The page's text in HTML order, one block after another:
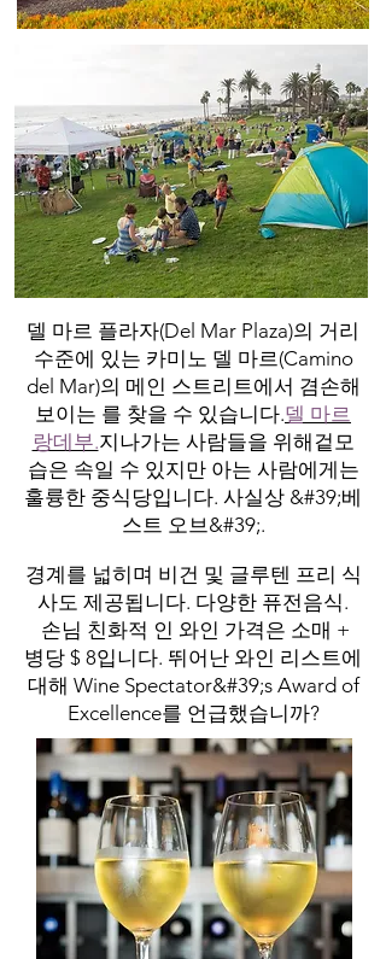
델 마르 플라자(Del Mar Plaza)의 거리
수준에 있는 카미노 델 마르(Camino
del Mar)의 메인 스트리트에서 겸손해
보이는 를 찾을 수 있습니다.델 마르
랑데부.지나가는 사람들을 위해 겉모
습은 속일 수 있지만 아는 사람에게는
훌륭한 중식당입니다. 사실상 &#39;베
스트 오브&#39;.
경계를 넓히며 비건 및 글루텐 프리 식
사도 제공됩니다. 다양한 퓨전음식.
손님 친화적 인 와인 가격은 소매 +
병당 $ 8입니다. 뛰어난 와인 리스트에
대해 Wine Spectator&#39;s Award of
Excellence를 언급했습니까?